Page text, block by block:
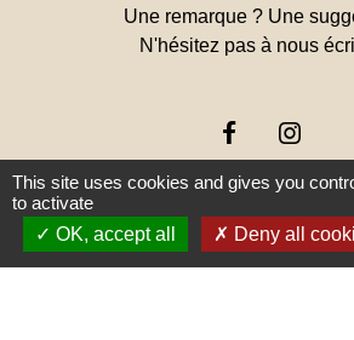
Une remarque ? Une
N'hésitez pas à nous
This site uses cookies and gives you
to activate
OK, accept all
Deny all